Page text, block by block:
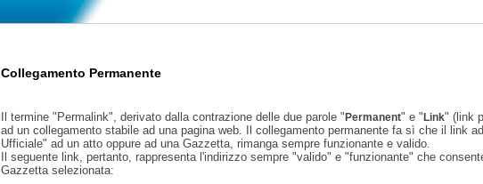
Collegamento Permanente
Il termine "Permalink", derivato dalla contrazione delle due parole "Permanent" e "Link" (link
ad un collegamento stabile ad una pagina web. Il collegamento permanente fa sì che il link
Ufficiale" ad un atto oppure ad una Gazzetta, rimanga sempre funzionante e valido.
Il seguente link, pertanto, rappresenta l'indirizzo sempre "valido" e "funzionante" che
Gazzetta selezionata: